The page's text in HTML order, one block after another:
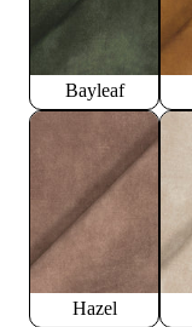
Bayleaf
Hazel